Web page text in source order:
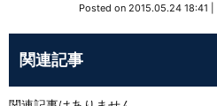
Posted on 2015.05.24 18:41
関連記事